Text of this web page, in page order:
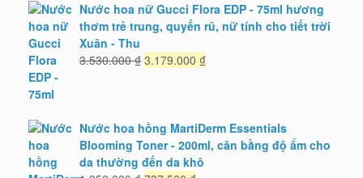
Nước hoa nữ Gucci Flora EDP - 75ml hương
thơm trẻ trung, quyến rũ, nữ tính cho tiết trời
Xuân - Thu
3.530.000₫ Giá
3.179.000 ₫Giá
3.179.000 ₫.
Nước hoa hồng MartiDerm Essentials
Blooming Toner - 200ml, cân bằng độ ẩm cho
da thường đến da khô